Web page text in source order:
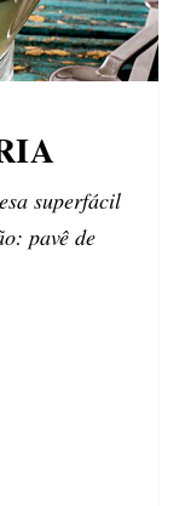
superfácil
pavê de